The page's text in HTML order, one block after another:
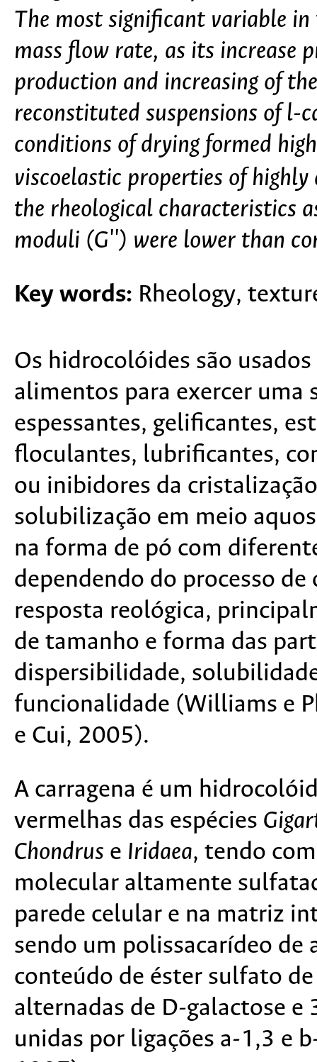
The most significant variable in
mass flow rate, as its increase
production and increasing of
reconstituted suspensions of l-
conditions of drying formed
viscoelastic properties of
the rheological characteristics
moduli (G'') were lower than
Key words: Rheology,
Os hidrocolóides são
alimentos para exercer uma
espessantes, gelificantes,
floculantes, lubrificantes,
ou inibidores da
solubilização em meio
na forma de pó com
dependendo do processo
resposta reológica,
de tamanho e forma das
dispersibilidade,
funcionalidade (Williams e
e Cui, 2005).
A carragena é um
vermelhas das espécies
Chondrus e Iridaea, tendo
molecular altamente
parede celular e na matriz
sendo um polissacarídeo de
conteúdo de éster sulfato
alternadas de D-galactose
unidas por ligações a-1,3 e